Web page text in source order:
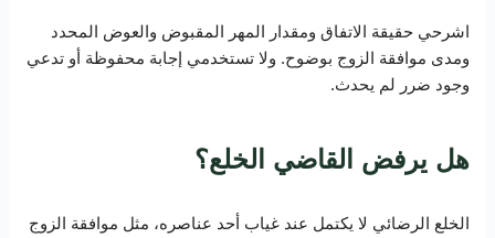
اشرحي حقيقة الاتفاق ومقدار المهر المقبوض والعوض المحدد
ومدى موافقة الزوج بوضوح. ولا تستخدمي إجابة محفوظة أو تدعي
وجود ضرر لم يحدث.
هل يرفض القاضي الخلع؟
الخلع الرضائي لا يكتمل عند غياب أحد عناصره، مثل موافقة الزوج